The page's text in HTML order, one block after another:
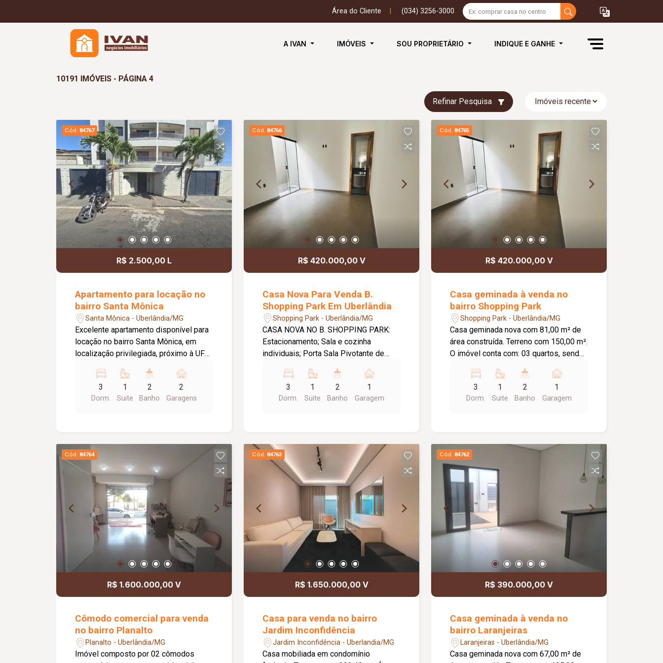
Área do Cliente (034) 3256-3000
A IVAN IMÓVEIS SOU PROPRIETÁRIO INDIQUE E GANHE
10191 IMÓVEIS - PÁGINA 4
Refinar Pesquisa
Cód. 84767
R$ 2.500,00 L
Apartamento para locação no
bairro Santa Mônica
Santa Mônica - Uberlândia/MG
Excelente apartamento disponível para
locação no bairro Santa Mônica, em
localização privilegiada, próximo à UFU.
privativa, o imóvel oferece ambientes
amplos, bem distribuídos e ideais para
quem busca conforto e praticidade. O
armários embutidos e bancada em
granito, 03 quartos, sendo 01 suíte, 02
quartos com armários, banheiro social,
área de serviço e 02 vagas de garagem
cobertas. O condomínio dispõe de
portão e porteiro eletrônico, além de
água e gás canalizados,
proporcionando mais segurança,
comodidade e economia no dia a dia.
Uma excelente opção para morar com
conforto em uma das regiões mais
valorizadas da cidade.
3
Dorm.
1
Suite
2
Banho
2
Garagens
Cód. 84766
R$ 420.000,00 V
Casa Nova Para Venda B.
Shopping Park Em Uberlândia
Shopping Park - Uberlândia/MG
CASA NOVA NO B. SHOPPING PARK:
Estacionamento; Sala e cozinha
individuais; Porta Sala Pivotante de
suíte; Banheiro social; Cozinha;
Lavanderia; Pé Direito de 3,10m de
altura; Janelas em Blindex sendo janela
81,00m2. Metragem Terreno: 150,00m2.
Em fase de acabamento, entrega em
dois Meses. As Fotos são meramente
ilustrativas.
3
Dorm.
1
Suite
2
Banho
1
Garagem
Cód. 84765
R$ 420.000,00 V
Casa geminada à venda no
bairro Shopping Park
Shopping Park - Uberlândia/MG
Casa geminada nova com 81,00 m² de
área construída. Terreno com 150,00 m².
O imóvel conta com: 03 quartos, sendo
individual; Banheiro social; Lavanderia;
Estacionamento; Diferenciais: Porta
pivotante na sala com 1,20 m; Pé-
Molduras em gesso nos tetos; Projeto
moderno e funcional; Informações
complementares: Imóvel em fase de
acabamento, com previsão de entrega
em aproximadamente 02 meses. As
Fotos são meramente ilustrativas.
3
Dorm.
1
Suite
2
Banho
1
Garagem
Cód. 84764
R$ 1.600.000,00 V
Cômodo comercial para venda
no bairro Planalto
Planalto - Uberlândia/MG
Imóvel composto por 02 cômodos
Cód. 84763
R$ 1.650.000,00 V
Casa para venda no bairro
Jardim Inconfidência
Jardim Inconfidência - Uberlandia/MG
Casa mobiliada em condomínio
Cód. 84762
R$ 390.000,00 V
Casa geminada à venda no
bairro Laranjeiras
Laranjeiras - Uberlândia/MG
Casa geminada nova com 67,00 m² de